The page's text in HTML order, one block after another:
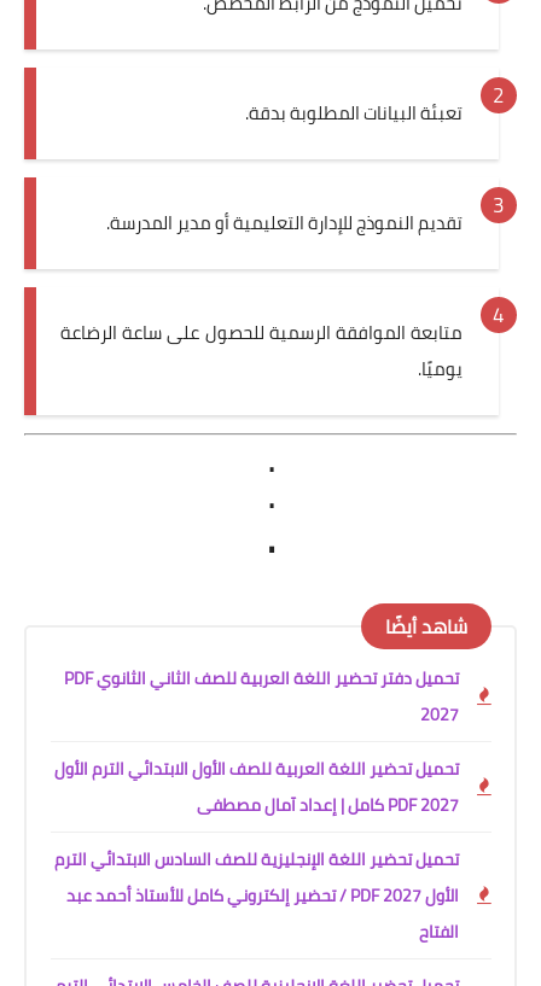
تعبئة البيانات المطلوبة بدقة.
تقديم النموذج للإدارة التعليمية أو مدير المدرسة.
متابعة الموافقة الرسمية للحصول على ساعة الرضاعة
يوميًا.
.
.
.
شاهد أيضًا
تحميل دفتر تحضير اللغة العربية للصف الثاني الثانوي PDF
2027
تحميل تحضير اللغة العربية للصف الأول الابتدائي الترم الأول
2027 PDF كامل | إعداد آمال مصطفى
تحميل تحضير اللغة الإنجليزية للصف السادس الابتدائي الترم
الأول 2027 PDF / تحضير إلكتروني كامل للأستاذ أحمد عبد
الفتاح